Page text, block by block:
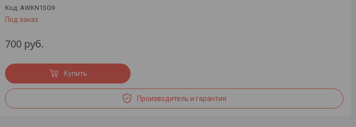
AWKN1SG9
Под заказ
700 руб.
Купить
Производитель и гарантия